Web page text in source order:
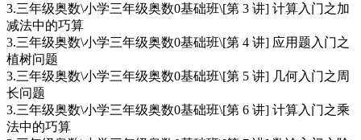
3.三年级奥数\小学三年级奥数0基础班\[第 3 讲] 计算入门之加
减法中的巧算
3.三年级奥数\小学三年级奥数0基础班\[第 4 讲] 应用题入门之
植树问题
3.三年级奥数\小学三年级奥数0基础班\[第 5 讲] 几何入门之周
长问题
3.三年级奥数\小学三年级奥数0基础班\[第 6 讲] 计算入门之乘
法中的巧算